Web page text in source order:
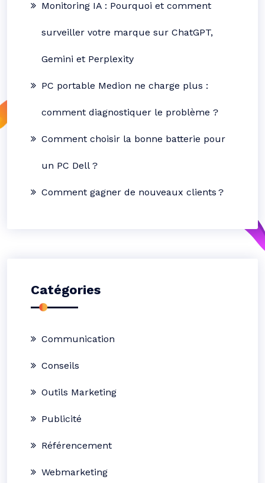
Monitoring IA : Pourquoi et comment
surveiller votre marque sur ChatGPT,
Gemini et Perplexity
PC portable Medion ne charge plus :
comment diagnostiquer le problème ?
Comment choisir la bonne batterie pour
un PC Dell ?
Comment gagner de nouveaux clients ?
Catégories
Communication
Conseils
Outils Marketing
Publicité
Référencement
Webmarketing